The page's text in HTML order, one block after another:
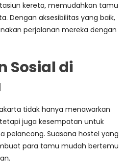
kereta, memudahkan tamu
Dengan aksesibilitas yang baik,
perjalanan mereka dengan
Sosial di
tidak hanya menawarkan
juga kesempatan untuk
pelancong. Suasana hostel yang
para tamu mudah bertemu